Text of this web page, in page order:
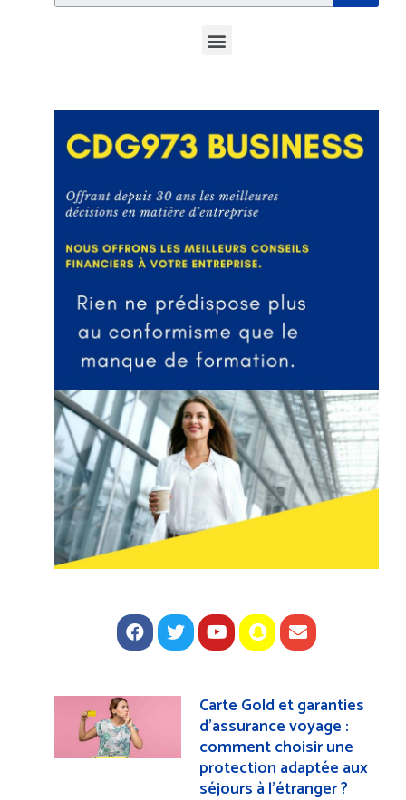
Carte Gold et garanties
d’assurance voyage :
comment choisir une
protection adaptée aux
séjours à l’étranger ?